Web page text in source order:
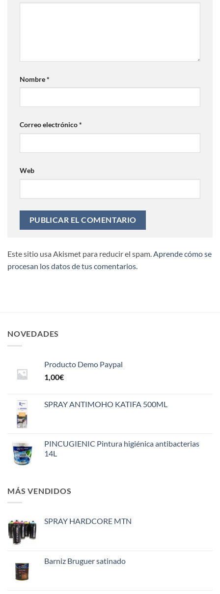
Nombre*
Correo electrónico*
Web
Este sitio usa Akismet para reducir el spam.Aprende cómo se
procesan los datos de tus comentarios.
NOVEDADES
Producto Demo Paypal
1,00€
SPRAY ANTIMOHO KATIFA 500ML
PINCUGIENIC Pintura higiénica antibacterias
14L
MÁS VENDIDOS
SPRAY HARDCORE MTN
Barniz Bruguer satinado